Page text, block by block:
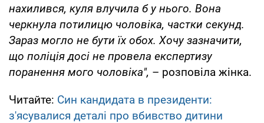
нахилився, куля влучила б у нього. Вона
черкнула потилицю чоловіка, частки секунд.
Зараз могло не бути їх обох. Хочу зазначити,
що поліція досі не провела експертизу
поранення мого чоловіка", – розповіла жінка.
Читайте: Син кандидата в президенти:
з'ясувалися деталі про вбивство дитини